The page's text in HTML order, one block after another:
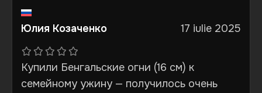
Юлия Козаченко 17 iulie 2025
Купили Бенгальские огни (16 см) к
семейному ужину — получилось очень